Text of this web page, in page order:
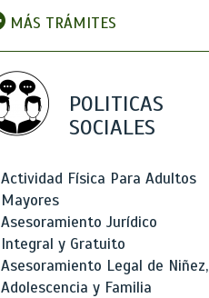
MÁS TRÁMITES
POLITICAS
SOCIALES
Actividad Física Para Adultos
Mayores
Asesoramiento Jurídico
Integral y Gratuito
Asesoramiento Legal de Niñez,
Adolescencia y Familia